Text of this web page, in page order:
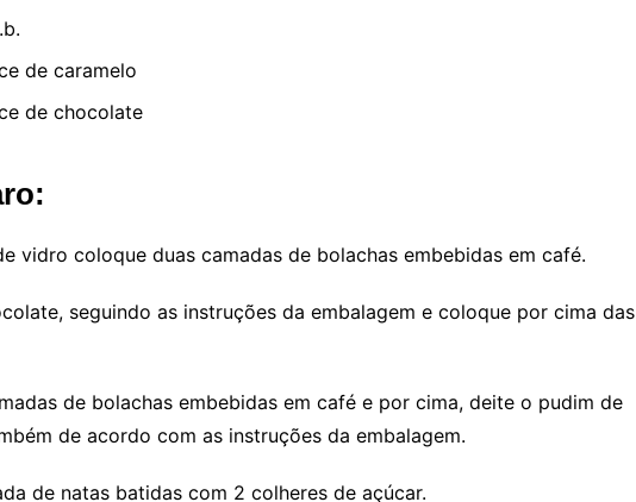
de caramelo
de chocolate
vidro coloque duas camadas de bolachas embebidas em café.
seguindo as instruções da embalagem e coloque por cima das
de bolachas embebidas em café e por cima, deite o pudim de
de acordo com as instruções da embalagem.
de natas batidas com 2 colheres de açúcar.